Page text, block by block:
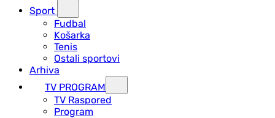
Sport
Fudbal
Košarka
Tenis
Ostali sportovi
Arhiva
TV PROGRAM
ТV Raspored
Program